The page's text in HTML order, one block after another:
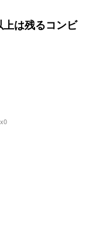
は残るコンビ